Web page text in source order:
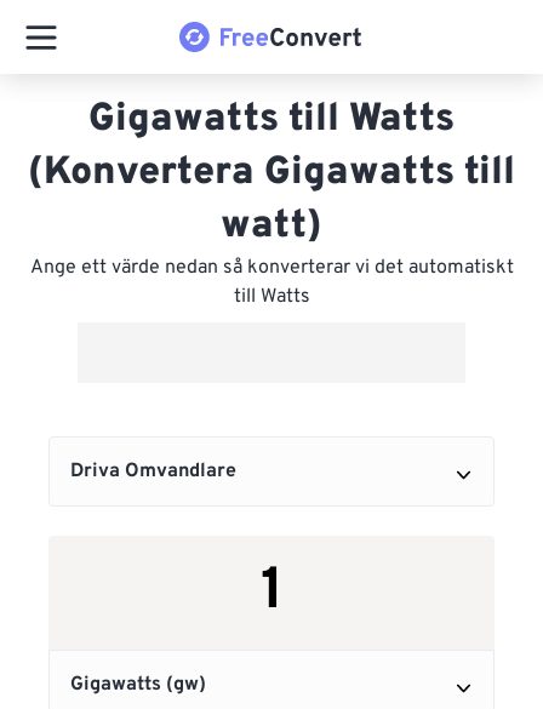
Gigawatts till Watts
(Konvertera Gigawatts till
watt)
Ange ett värde nedan så konverterar vi det automatiskt
till Watts